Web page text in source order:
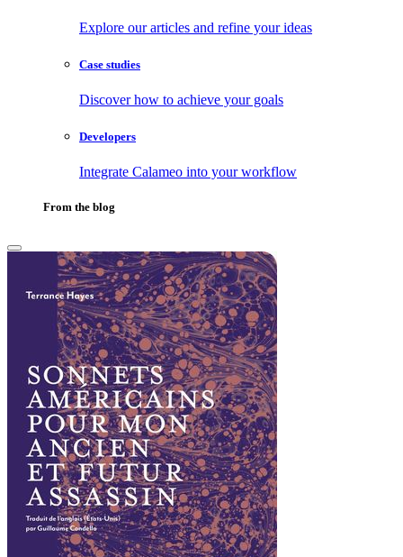
Explore our articles and refine your ideas
Case studies
Discover how to achieve your goals
Developers
Integrate Calameo into your workflow
From the blog